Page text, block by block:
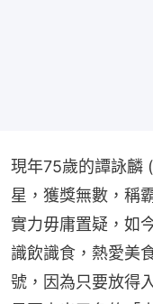
現年75歲的譚詠麟
星，獲獎無數，稱
實力毋庸置疑，如
識飲識食，熱愛美
號，因為只要放得